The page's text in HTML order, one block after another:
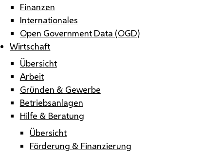
Finanzen
Internationales
Open Government Data (OGD)
Wirtschaft
Übersicht
Arbeit
Gründen & Gewerbe
Betriebsanlagen
Hilfe & Beratung
Übersicht
Förderung & Finanzierung